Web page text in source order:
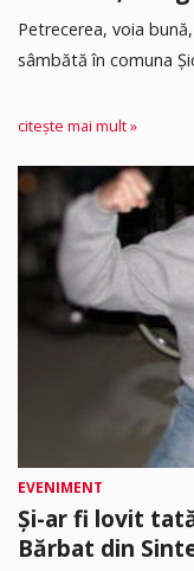
Petrecerea, voia
sâmbătă în comuna
citește mai mult »
EVENIMENT
Și-ar fi lovit
Bărbat din